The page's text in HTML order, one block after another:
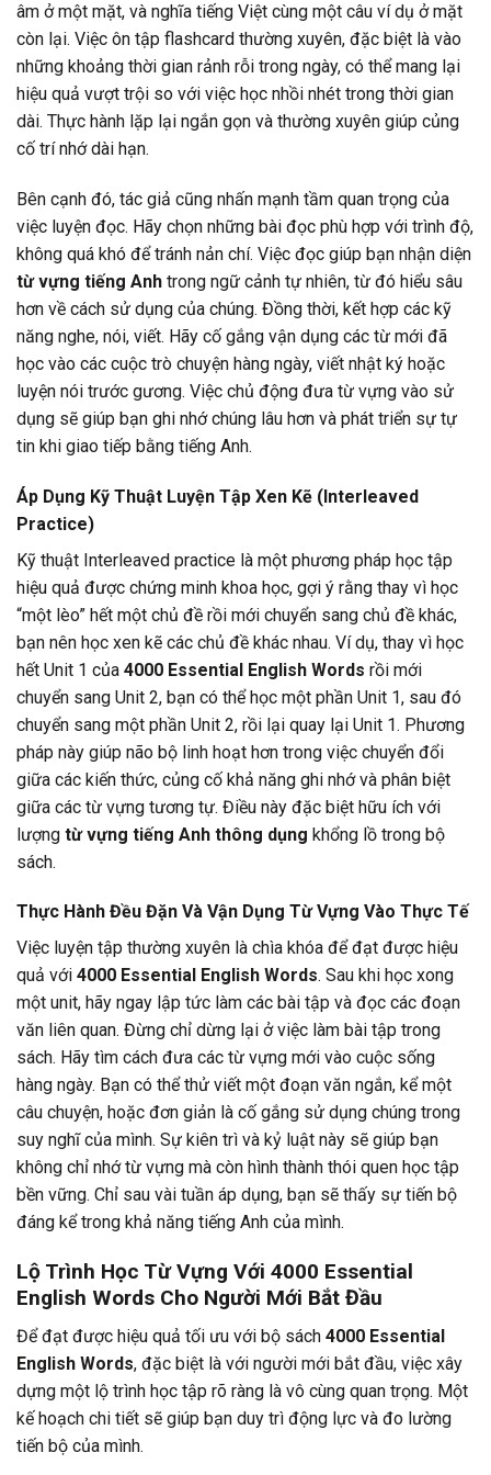
âm ở một mặt, và nghĩa tiếng Việt cùng một câu ví dụ ở mặt
còn lại. Việc ôn tập flashcard thường xuyên, đặc biệt là vào
những khoảng thời gian rảnh rỗi trong ngày, có thể mang lại
hiệu quả vượt trội so với việc học nhồi nhét trong thời gian
dài. Thực hành lặp lại ngắn gọn và thường xuyên giúp củng
cố trí nhớ dài hạn.
Bên cạnh đó, tác giả cũng nhấn mạnh tầm quan trọng của
việc luyện đọc. Hãy chọn những bài đọc phù hợp với trình độ,
không quá khó để tránh nản chí. Việc đọc giúp bạn nhận diện
từ vựng tiếng Anh trong ngữ cảnh tự nhiên, từ đó hiểu sâu
hơn về cách sử dụng của chúng. Đồng thời, kết hợp các kỹ
năng nghe, nói, viết. Hãy cố gắng vận dụng các từ mới đã
học vào các cuộc trò chuyện hàng ngày, viết nhật ký hoặc
luyện nói trước gương. Việc chủ động đưa từ vựng vào sử
dụng sẽ giúp bạn ghi nhớ chúng lâu hơn và phát triển sự tự
tin khi giao tiếp bằng tiếng Anh.
Áp Dụng Kỹ Thuật Luyện Tập Xen Kẽ (Interleaved
Practice)
Kỹ thuật Interleaved practice là một phương pháp học tập
hiệu quả được chứng minh khoa học, gợi ý rằng thay vì học
“một lèo” hết một chủ đề rồi mới chuyển sang chủ đề khác,
bạn nên học xen kẽ các chủ đề khác nhau. Ví dụ, thay vì học
hết Unit 1 của 4000 Essential English Words rồi mới
chuyển sang Unit 2, bạn có thể học một phần Unit 1, sau đó
chuyển sang một phần Unit 2, rồi lại quay lại Unit 1. Phương
pháp này giúp não bộ linh hoạt hơn trong việc chuyển đổi
giữa các kiến thức, củng cố khả năng ghi nhớ và phân biệt
giữa các từ vựng tương tự. Điều này đặc biệt hữu ích với
lượng từ vựng tiếng Anh thông dụng khổng lồ trong bộ
sách.
Thực Hành Đều Đặn Và Vận Dụng Từ Vựng Vào Thực Tế
Việc luyện tập thường xuyên là chìa khóa để đạt được hiệu
quả với 4000 Essential English Words. Sau khi học xong
một unit, hãy ngay lập tức làm các bài tập và đọc các đoạn
văn liên quan. Đừng chỉ dừng lại ở việc làm bài tập trong
sách. Hãy tìm cách đưa các từ vựng mới vào cuộc sống
hàng ngày. Bạn có thể thử viết một đoạn văn ngắn, kể một
câu chuyện, hoặc đơn giản là cố gắng sử dụng chúng trong
suy nghĩ của mình. Sự kiên trì và kỷ luật này sẽ giúp bạn
không chỉ nhớ từ vựng mà còn hình thành thói quen học tập
bền vững. Chỉ sau vài tuần áp dụng, bạn sẽ thấy sự tiến bộ
đáng kể trong khả năng tiếng Anh của mình.
Lộ Trình Học Từ Vựng Với 4000 Essential
English Words Cho Người Mới Bắt Đầu
Để đạt được hiệu quả tối ưu với bộ sách 4000 Essential
English Words, đặc biệt là với người mới bắt đầu, việc xây
dựng một lộ trình học tập rõ ràng là vô cùng quan trọng. Một
kế hoạch chi tiết sẽ giúp bạn duy trì động lực và đo lường
tiến bộ của mình.